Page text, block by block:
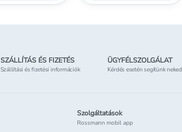
SZÁLLÍTÁS ÉS FIZETÉS
Szállítási és fizetési információk
ÜGYFÉLSZOLGÁLAT
Kérdés esetén segítünk neked
Szolgáltatások
Rossmann mobil app